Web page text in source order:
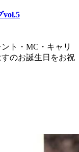
vol.5
ト・MC・キャリ
のお誕生日をお祝